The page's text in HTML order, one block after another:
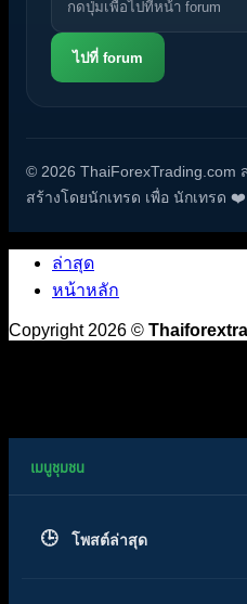
ไปที่ forum
© 2026
สร้างโดยนักเทรด เพื่อ นักเทรด ❤️
ล่าสุด
หน้าหลัก
Copyright 2026 ©
โพสต์ล่าสุด